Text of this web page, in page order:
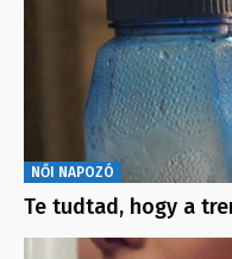
NŐI NAPOZÓ
Te tudtad, hogy a